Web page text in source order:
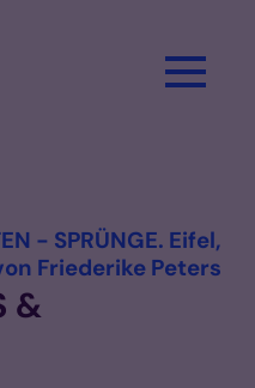
- SPRÜNGE. Eifel,
Friederike Peters
&